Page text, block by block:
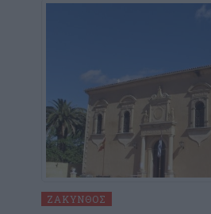
ΖΆΚΥΝΘΟΣ